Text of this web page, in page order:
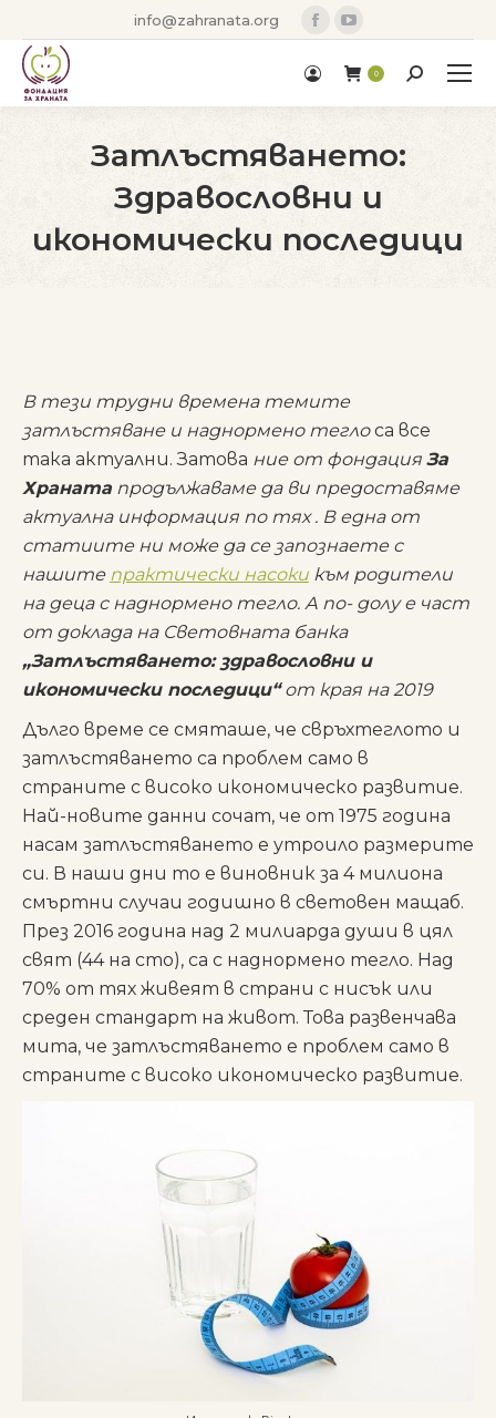
info@zahranata.org
Facebook
page
opens
in
window
YouTube
page
opens
in
window
0 Search:
Затлъстяването:
Здравословни и
икономически последици
В тези трудни времена темите
затлъстяване и наднормено теглоса все
така актуални. Затова ние от фондация За
Храната продължаваме да ви предоставяме
актуална информация по тях . В една от
статиите ни може да се запознаете с
нашите практически насоки към родители
на деца с наднормено тегло. А по- долу е част
от доклада на Световната банка
„Затлъстяването: здравословни и
икономически последици“от края на 2019
Дълго време се смяташе, че свръхтеглото и
затлъстяването са проблем само в
страните с високо икономическо развитие.
Най-новите данни сочат, че от 1975 година
насам затлъстяването е утроило размерите
си. В наши дни то е виновник за 4 милиона
смъртни случаи годишно в световен мащаб.
През 2016 година над 2 милиарда души в цял
свят (44 на сто), са с наднормено тегло. Над
70% от тях живеят в страни с нисък или
среден стандарт на живот. Това развенчава
мита, че затлъстяването е проблем само в
страните с високо икономическо развитие.